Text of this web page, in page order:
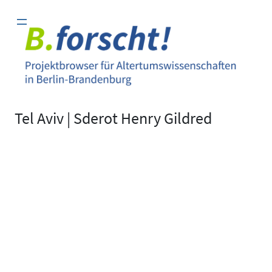
Inhalt
springen
Tel Aviv | Sderot Henry Gildred